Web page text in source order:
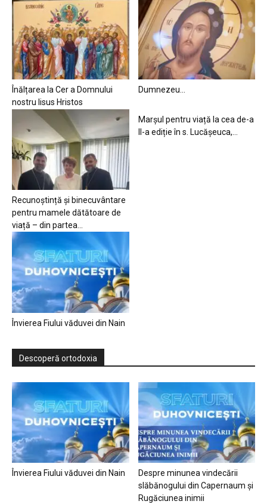
Înălțarea la Cer a Domnului
nostru Iisus Hristos
Dumnezeu…
Recunoștință și binecuvântare
pentru mamele dătătoare de
viață – din partea...
Marșul pentru viață la cea de-a
II-a ediție în s. Lucășeuca,...
Învierea Fiului văduvei din Nain
Descoperă ortodoxia
Învierea Fiului văduvei din Nain
Despre minunea vindecării
slăbănogului din Capernaum și
Rugăciunea inimii